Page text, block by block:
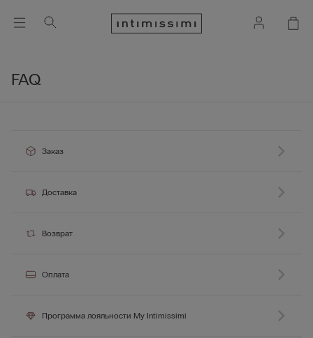
FAQ
Заказ
Доставка
Возврат
Оплата
Программа лояльности My Intimissimi